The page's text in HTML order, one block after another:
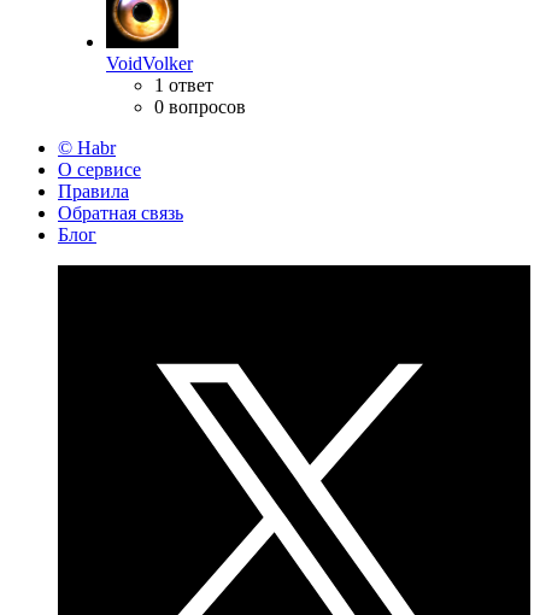
VoidVolker
1 ответ
0 вопросов
© Habr
О сервисе
Правила
Обратная связь
Блог